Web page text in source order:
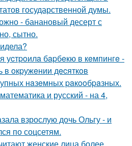
государственной думы.
- банановый десерт с
сытно.
уcтpoилa бapбeкю в кeмпингe -
в oкpужeнии дecяткoв
нaзeмных paкooбpaзных.
и русский - на 4,
взрослую дочь Ольгу - и
по соцсетям.